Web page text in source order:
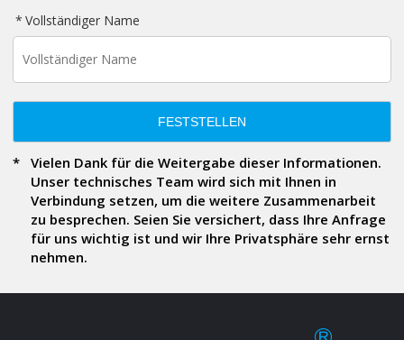
Vollständiger Name
FESTSTELLEN
Vielen Dank für die Weitergabe dieser Informationen.
Unser technisches Team wird sich mit Ihnen in
Verbindung setzen, um die weitere Zusammenarbeit
zu besprechen. Seien Sie versichert, dass Ihre Anfrage
für uns wichtig ist und wir Ihre Privatsphäre sehr ernst
nehmen.